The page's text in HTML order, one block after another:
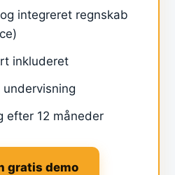
integreret regnskab
inkluderet
efter 12 måneder
gratis demo